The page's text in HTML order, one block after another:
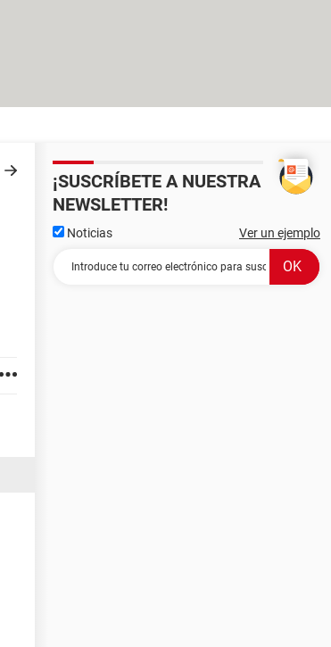
¡SUSCRÍBETE A NUESTRA
NEWSLETTER!
Noticias Ver un ejemplo